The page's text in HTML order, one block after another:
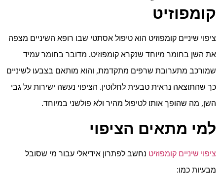
קומפוזיט
ציפוי שיניים קומפוזיט הוא טיפול אסתטי שבו רופא השיניים מצפה
את השן בחומר מיוחד שנקרא קומפוזיט. מדובר בחומר עמיד
שמורכב מתערובת שרפים מתקדמת, והוא מותאם בצבעו לשיניים
כך שהתוצאה נראית טבעית לחלוטין. הציפוי נעשה ישירות על גבי
השן, מה שהופך אותו לטיפול מהיר ולא פולשני במיוחד.
למי מתאים הציפוי
ציפוי שיניים קומפוזיט נחשב לפתרון אידיאלי עבור מי שסובל
מבעיות כמו: